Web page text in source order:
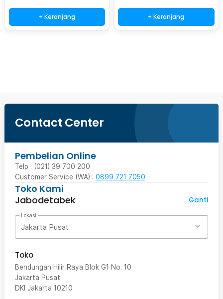
+ Keranjang + Keranjang
Contact Center
Pembelian Online
Telp : (021) 39 700 200
Customer Service (WA) : 0899 721 7050
Toko Kami
Jabodetabek
Ganti
Lokasi
Jakarta Pusat
Toko
Bendungan Hilir Raya Blok G1 No. 10
Jakarta Pusat
DKI Jakarta 10210